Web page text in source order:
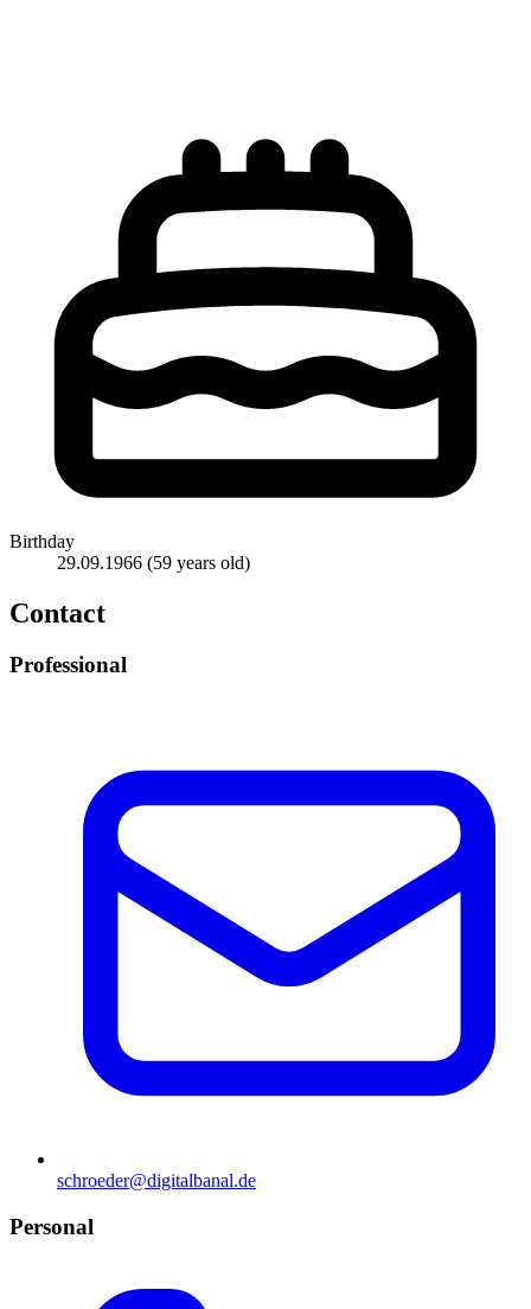
Birthday
29.09.1966 (59 years old)
Contact
Professional
schroeder@digitalbanal.de
Personal